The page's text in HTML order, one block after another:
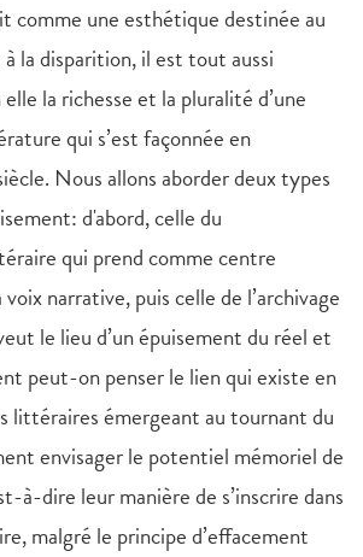
comme une esthétique destinée au
à la disparition, il est tout aussi
la richesse et la pluralité d’une
qui s’est façonnée en
Nous allons aborder deux types
d'abord, celle du
qui prend comme centre
narrative, puis celle de l’archivage
le lieu d’un épuisement du réel et
peut-on penser le lien qui existe en
littéraires émergeant au tournant du
envisager le potentiel mémoriel de
à-dire leur manière de s’inscrire dans
malgré le principe d’effacement